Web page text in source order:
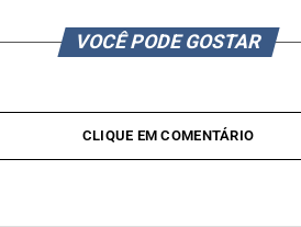
VOCÊ PODE GOSTAR
CLIQUE EM COMENTÁRIO